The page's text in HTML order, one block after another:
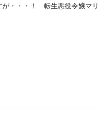
が・・・！ 転生悪役令嬢マリ